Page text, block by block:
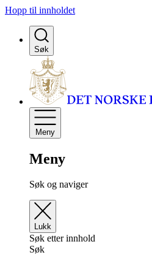
Hopp til innholdet
Søk
Meny
Meny
Søk og naviger
Lukk
Søk etter innhold
Søk